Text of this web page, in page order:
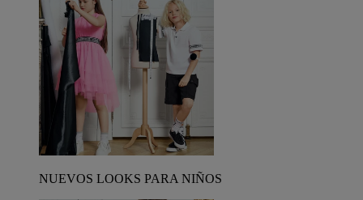
NUEVOS LOOKS PARA NIÑOS